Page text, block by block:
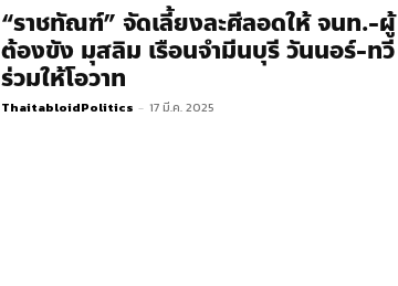
“ราชทัณฑ์” จัดเลี้ยงละศีลอดให้ จนท.-ผู้
ต้องขัง มุสลิม เรือนจำมีนบุรี วันนอร์-ทวี
ร่วมให้โอวาท
ThaitabloidPolitics - 17 มี.ค. 2025